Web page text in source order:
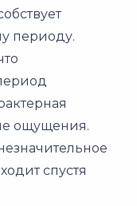
периоду.
ощущения.
спустя